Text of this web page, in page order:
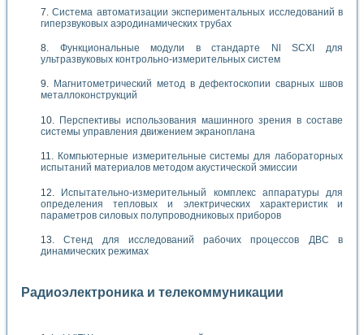
Система автоматизации экспериментальных исследований в
гиперзвуковых аэродинамических трубах
Функциональные модули в стандарте Nl SCXI для
ультразвуковых контрольно-измерительных систем
Магнитометрический метод в дефектоскопии сварных швов
металлоконструкций
Перспективы использования машинного зрения в составе
системы управления движением экраноплана
Компьютерные измерительные системы для лабораторных
испытаний материалов методом акустической эмиссии
Испытательно-измерительный комплекс аппаратуры для
определения тепловых и электрических характеристик и
параметров силовых полупроводниковых приборов
Стенд для исследований рабочих процессов ДВС в
динамических режимах
Радиоэлектроника и телекоммуникации